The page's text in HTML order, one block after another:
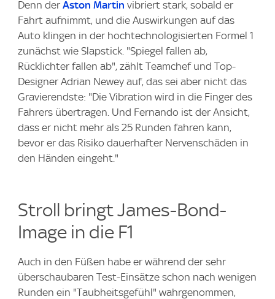
Denn der Aston Martin vibriert stark, sobald er
Fahrt aufnimmt, und die Auswirkungen auf das
Auto klingen in der hochtechnologisierten Formel 1
zunächst wie Slapstick. "Spiegel fallen ab,
Rücklichter fallen ab", zählt Teamchef und Top-
Designer Adrian Newey auf, das sei aber nicht das
Gravierendste: "Die Vibration wird in die Finger des
Fahrers übertragen. Und Fernando ist der Ansicht,
dass er nicht mehr als 25 Runden fahren kann,
bevor er das Risiko dauerhafter Nervenschäden in
den Händen eingeht."
Stroll bringt James-Bond-
Image in die F1
Auch in den Füßen habe er während der sehr
überschaubaren Test-Einsätze schon nach wenigen
Runden ein "Taubheitsgefühl" wahrgenommen,